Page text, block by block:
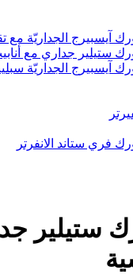
آيسبيرج الجداريّة مع
ستيلير جداري مع
آيسبيرج الجداريّة
فري ستاند الانفرتر
ستيلير